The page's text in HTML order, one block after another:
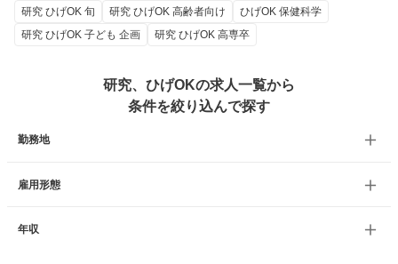
研究 ひげOK 旬 研究 ひげOK 高齢者向け
ひげOK 保健科学
研究 ひげOK 子ども 企画
研究 ひげOK 高専卒
研究、ひげOKの求人一覧から
条件を絞り込んで探す
勤務地
雇用形態
年収